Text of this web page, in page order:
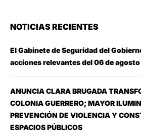
NOTICIAS RECIENTES
El Gabinete de Seguridad del
acciones relevantes del 06 de
ANUNCIA CLARA BRUGADA
COLONIA GUERRERO; MAYOR
PREVENCIÓN DE VIOLENCIA Y
ESPACIOS PÚBLICOS